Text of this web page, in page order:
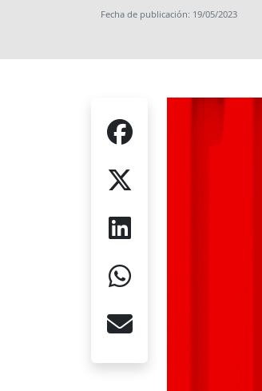
Fecha de publicación: 19/05/2023